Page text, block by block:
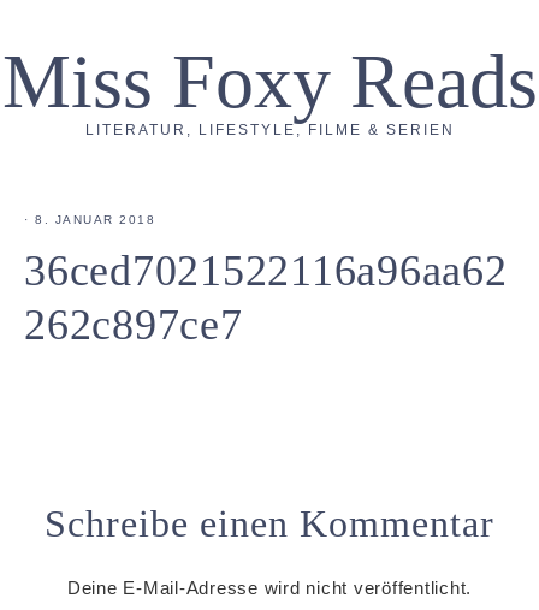
Miss Foxy Reads
LITERATUR, LIFESTYLE, FILME & SERIEN
· 8. JANUAR 2018
36ced7021522116a96aa62
262c897ce7
Schreibe einen Kommentar
Deine E-Mail-Adresse wird nicht veröffentlicht.